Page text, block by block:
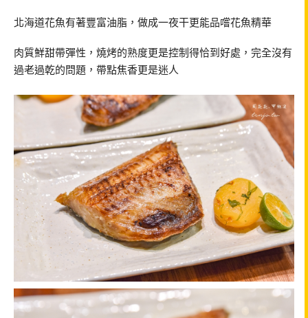
北海道花魚有著豐富油脂，做成一夜干更能品嚐花魚精華
肉質鮮甜帶彈性，燒烤的熟度更是控制得恰到好處，完全沒有
過老過乾的問題，帶點焦香更是迷人